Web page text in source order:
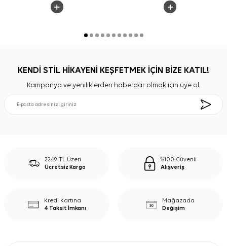
KENDİ STİL HİKAYENİ KEŞFETMEK İÇİN BİZE KATIL!
Kampanya ve yeniliklerden haberdar olmak için üye ol.
2249 TL Üzeri
Ücretsiz Kargo
%100 Güvenli
Alışveriş
Kredi Kartına
4 Taksit İmkanı
Mağazada
Değişim